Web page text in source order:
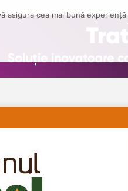
asigura cea mai bună